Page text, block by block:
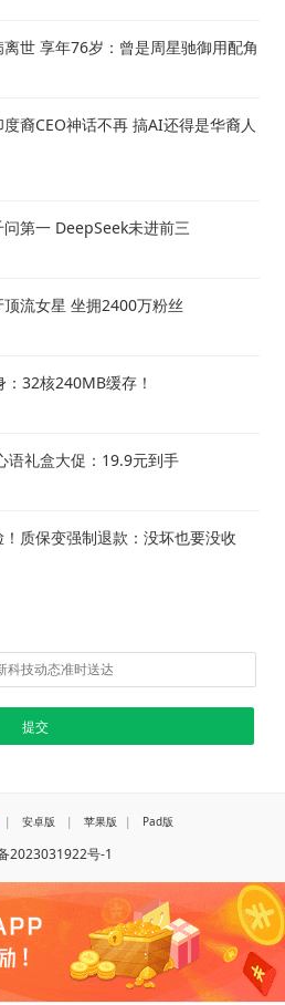
世 享年76岁：曾是周星驰御用配角
裔CEO神话不再 搞AI还得是华裔人
第一 DeepSeek未进前三
流女星 坐拥2400万粉丝
32核240MB缓存！
语礼盒大促：19.9元到手
质保变强制退款：没坏也要没收
| 安卓版 | 苹果版 | Pad版
2023031922号-1